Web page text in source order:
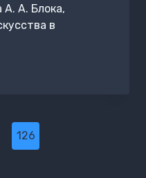
А. А. Блока,
в
126